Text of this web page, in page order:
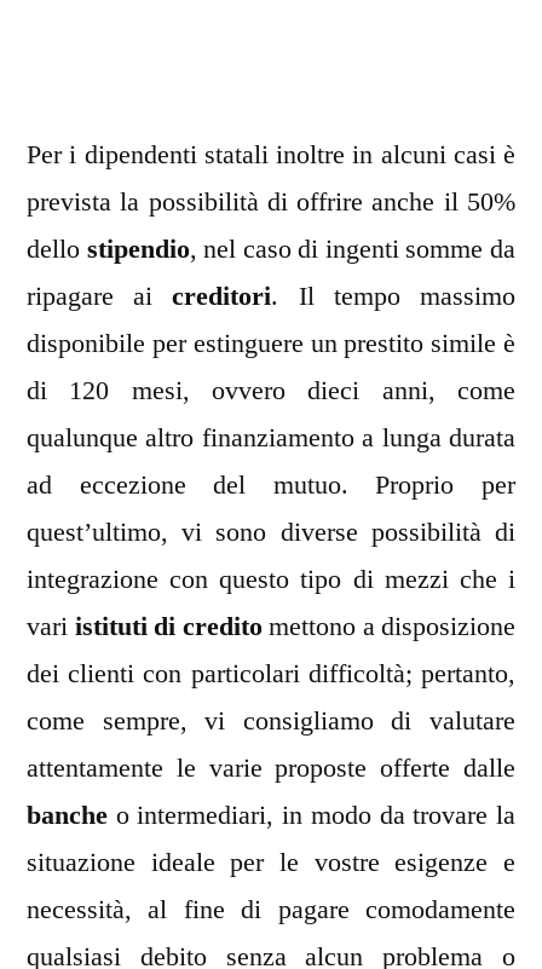
Per i dipendenti statali inoltre in alcuni casi è
prevista la possibilità di offrire anche il 50%
dello stipendio, nel caso di ingenti somme da
ripagare ai creditori. Il tempo massimo
disponibile per estinguere un prestito simile è
di 120 mesi, ovvero dieci anni, come
qualunque altro finanziamento a lunga durata
ad eccezione del mutuo. Proprio per
quest’ultimo, vi sono diverse possibilità di
integrazione con questo tipo di mezzi che i
vari istituti di creditomettono a disposizione
dei clienti con particolari difficoltà; pertanto,
come sempre, vi consigliamo di valutare
attentamente le varie proposte offerte dalle
banche o intermediari, in modo da trovare la
situazione ideale per le vostre esigenze e
necessità, al fine di pagare comodamente
qualsiasi debito senza alcun problema o